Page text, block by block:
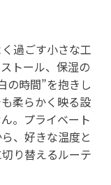
過ごす小さな工
トール、保湿の
時間”を抱きし
柔らかく映る設
。プライベート
、好きな温度と
り替えるルーテ